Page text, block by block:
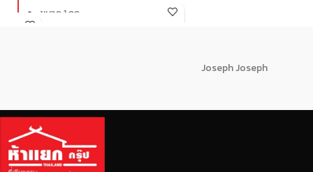
ขนาด 1 กก.
Joseph Joseph